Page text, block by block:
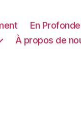
En
À propos de